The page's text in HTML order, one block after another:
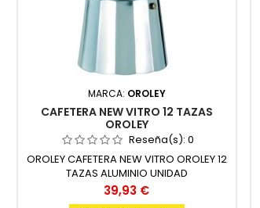
MARCA: OROLEY
CAFETERA NEW VITRO 12 TAZAS
OROLEY
Reseña(s):0
OROLEY CAFETERA NEW VITRO OROLEY 12
TAZAS ALUMINIO UNIDAD
Precio
39,93 €